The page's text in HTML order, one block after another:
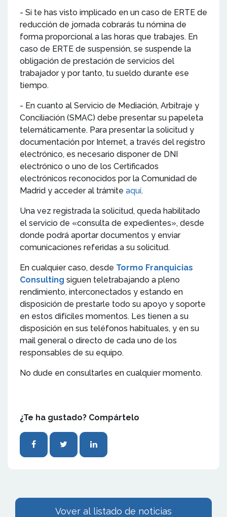
- Si te has visto implicado en un caso de ERTE de
reducción de jornada cobrarás tu nómina de
forma proporcional a las horas que trabajes. En
caso de ERTE de suspensión, se suspende la
obligación de prestación de servicios del
trabajador y por tanto, tu sueldo durante ese
tiempo.
- En cuanto al Servicio de Mediación, Arbitraje y
Conciliación (SMAC) debe presentar su papeleta
telemáticamente. Para presentar la solicitud y
documentación por Internet, a través del registro
electrónico, es necesario disponer de DNI
electrónico o uno de los Certificados
electrónicos reconocidos por la Comunidad de
Madrid y acceder al trámite aquí.
Una vez registrada la solicitud, queda habilitado
el servicio de «consulta de expedientes», desde
donde podrá aportar documentos y enviar
comunicaciones referidas a su solicitud.
En cualquier caso, desde Tormo Franquicias
Consulting siguen teletrabajando a pleno
rendimiento, interconectados y estando en
disposición de prestarle todo su apoyo y soporte
en estos difíciles momentos. Les tienen a su
disposición en sus teléfonos habituales, y en su
mail general o directo de cada uno de los
responsables de su equipo.
No dude en consultarles en cualquier momento.
¿Te ha gustado? Compártelo
Vover al listado de noticias